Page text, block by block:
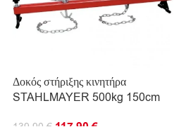
Δοκός στήριξης κινητήρα
STAHLMAYER 500kg 150cm
139.90 € 117.90€